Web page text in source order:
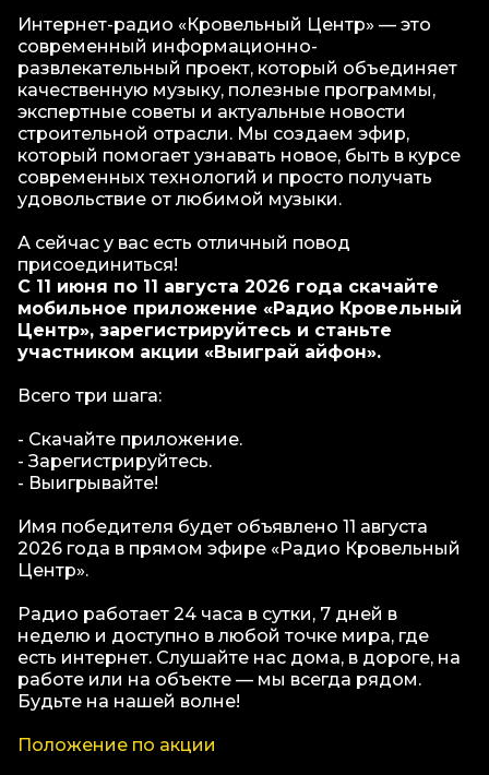
т
е
р
и
а
л
о
в
Интернет-радио «Кровельный Центр» — это
современный информационно-
развлекательный проект, который объединяет
качественную музыку, полезные программы,
экспертные советы и актуальные новости
строительной отрасли. Мы создаем эфир,
который помогает узнавать новое, быть в курсе
современных технологий и просто получать
удовольствие от любимой музыки.
А сейчас у вас есть отличный повод
присоединиться!
С 11 июня по 11 августа 2026 года скачайте
мобильное приложение «Радио Кровельный
Центр», зарегистрируйтесь и станьте
участником акции «Выиграй айфон».
Всего три шага:
- Скачайте приложение.
- Зарегистрируйтесь.
- Выигрывайте!
Имя победителя будет объявлено 11 августа
2026 года в прямом эфире «Радио Кровельный
Центр».
Радио работает 24 часа в сутки, 7 дней в
неделю и доступно в любой точке мира, где
есть интернет. Слушайте нас дома, в дороге, на
работе или на объекте — мы всегда рядом.
Будьте на нашей волне!
Положение по акции